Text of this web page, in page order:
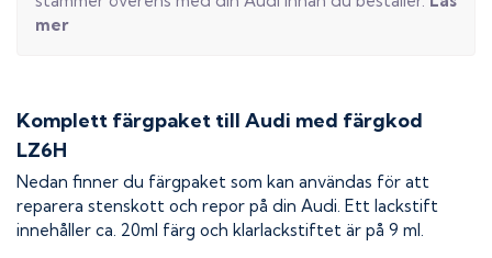
mer
Komplett färgpaket till Audi med färgkod
LZ6H
Nedan finner du färgpaket som kan användas för att
reparera stenskott och repor på din Audi. Ett lackstift
innehåller ca. 20ml färg och klarlackstiftet är på 9 ml.